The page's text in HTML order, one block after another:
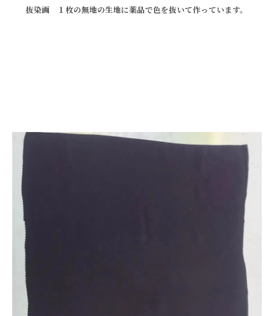
抜染画 １枚の無地の生地に薬品で色を抜いて作っています。